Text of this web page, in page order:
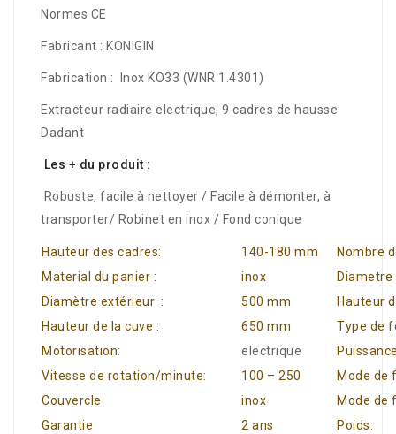
Normes CE
Fabricant : KONIGIN
Fabrication : Inox KO33 (WNR 1.4301)
Extracteur radiaire electrique, 9 cadres de hausse
Dadant
Les + du produit :
Robuste, facile à nettoyer / Facile à démonter, à
transporter/ Robinet en inox / Fond conique
Hauteur des cadres: 140-180 mm
Nombre
Material du panier :
inox
Diamètre extérieur :
500 mm
Hauteur
Hauteur de la cuve :
650 mm
Type de
Motorisation:
electrique
Vitesse de rotation/minute:
100 – 250
Mode de
Couvercle
inox
Mode de
Garantie
2 ans
Poids: